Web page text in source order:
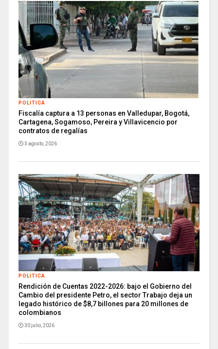
POLITICA
Fiscalía captura a 13 personas en Valledupar, Bogotá,
Cartagena, Sogamoso, Pereira y Villavicencio por
contratos de regalías
3 agosto, 2026
POLITICA
Rendición de Cuentas 2022-2026: bajo el Gobierno del
Cambio del presidente Petro, el sector Trabajo deja un
legado histórico de $8,7 billones para 20 millones de
colombianos
30 julio, 2026